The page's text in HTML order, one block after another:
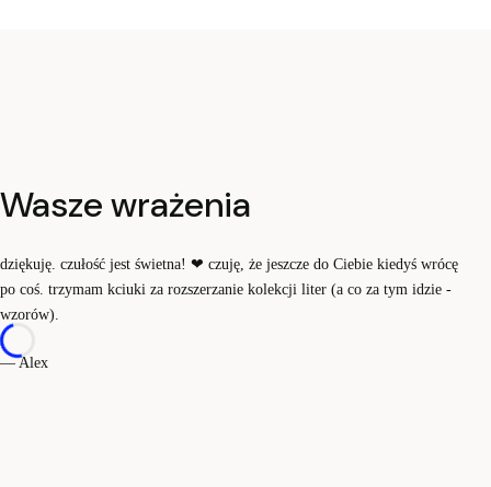
Wasze wrażenia
dziękuję. czułość jest świetna! ❤ czuję, że jeszcze do Ciebie kiedyś wrócę
po coś. trzymam kciuki za rozszerzanie kolekcji liter (a co za tym idzie -
wzorów).
— Alex